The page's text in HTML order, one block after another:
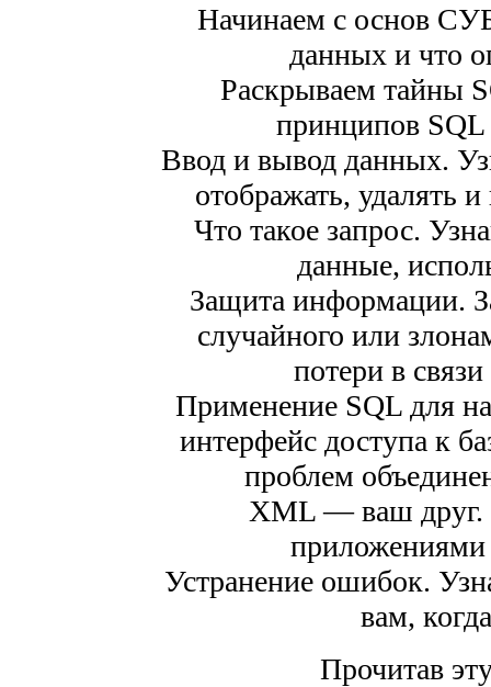
Начинаем с основ
данных и что
Раскрываем тайны
принципов SQL
Ввод и вывод данных.
отображать, удалять
Что такое запрос.
данные,
Защита информации.
случайного или
потери в
Применение SQL для
интерфейс доступа к
проблем
XML — ваш друг.
Устранение ошибок.
вам,
Прочитав